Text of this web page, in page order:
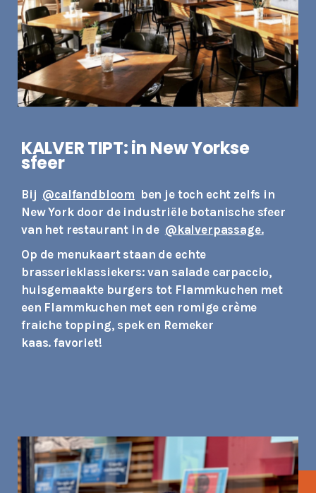
KALVER TIPT: in New Yorkse
sfeer
Bij @calfandbloom ben je toch echt zelfs in
New York door de industriële botanische sfeer
van het restaurant in de @kalverpassage.
Op de menukaartstaan ​​de echte
brasserieklassiekers: van salade carpaccio,
huisgemaakte burgers tot Flammkuchen met
een Flammkuchen met een romige crème
fraiche topping, spek en Remeker
kaas. favoriet!